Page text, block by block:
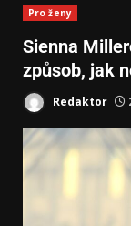
Pro ženy
Sienna
způsob, jak
Redaktor